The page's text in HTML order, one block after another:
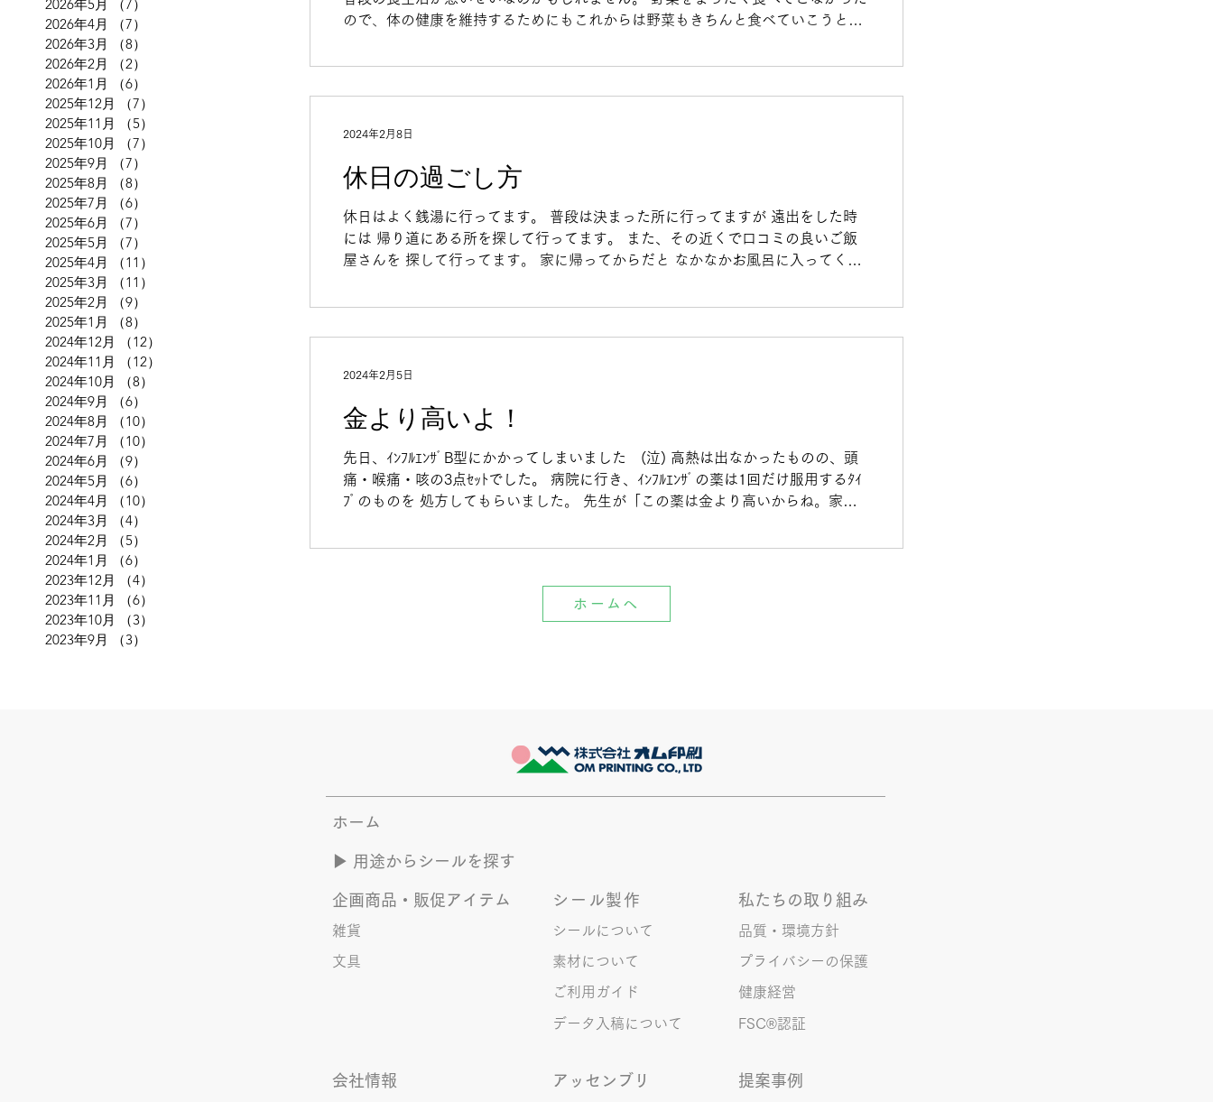
2026年5月
（7）
2026年4月
（7）
2026年3月
（8）
2026年2月
（2）
2026年1月
（6）
2025年12月
（7）
2025年11月
（5）
2025年10月
（7）
2025年9月
（7）
2025年8月
（8）
2025年7月
（6）
2025年6月
（7）
2025年5月
（7）
2025年4月
（11）
2025年3月
（11）
2025年2月
（9）
2025年1月
（8）
2024年12月
（12）
2024年11月
（12）
2024年10月
（8）
2024年9月
（6）
2024年8月
（10）
2024年7月
（10）
2024年6月
（9）
2024年5月
（6）
2024年4月
（10）
2024年3月
（4）
2024年2月
（5）
2024年1月
（6）
2023年12月
（4）
2023年11月
（6）
2023年10月
（3）
2023年9月
（3）
ので、体の健康を維持するためにもこれからは野菜もきちんと食べていこうと思
休日の過ごし方
休日はよく銭湯に行ってます。 普段は決まった所に行ってますが 遠出をした時
には 帰り道にある所を探して行ってます。 また、その近くで口コミの良いご飯
屋さんを 探して行ってます。 家に帰ってからだと なかなかお風呂に入ってくれ
2024年2月8日
金より高いよ！
先日、ｲﾝﾌﾙｴﾝｻﾞB型にかかってしまいました (泣) 高熱は出なかったものの、頭
痛・喉痛・咳の3点ｾｯﾄでした。 病院に行き、ｲﾝﾌﾙｴﾝｻﾞの薬は1回だけ服用するﾀｲ
ﾌﾟのものを 処方してもらいました。 先生が「この薬は金より高いからね。家に
2024年2月5日
ホームへ
ホーム
▶︎ 用途からシールを探す
企画商品・販促アイテム
雑貨
文具
会社情報
シール製作
シールについて
素材について
ご利用ガイド
データ入稿について
私たちの取り組み
品質・環境方針
プライバシーの保護
健康経営
FSC®︎認証
アッセンブリ 提案事例